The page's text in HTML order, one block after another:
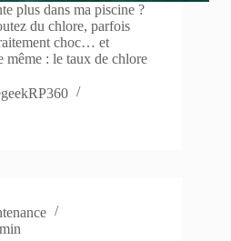
plus dans ma piscine ?
du chlore, parfois
choc… et
même : le taux de chlore